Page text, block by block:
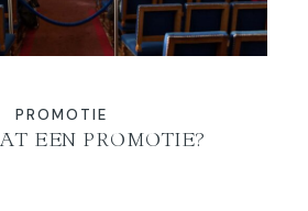
PROMOTIE
EEN PROMOTIE?